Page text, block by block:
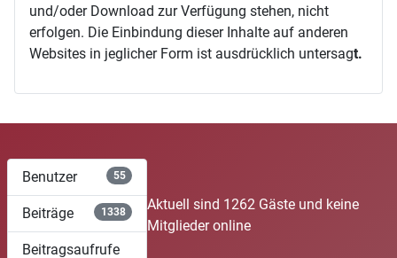
und/oder Download zur Verfügung stehen, nicht
erfolgen. Die Einbindung dieser Inhalte auf anderen
Websites in jeglicher Form ist ausdrücklich untersagt.
Benutzer 55
Beiträge 1338
Beitragsaufrufe
Aktuell sind 1262 Gäste und keine
Mitglieder online